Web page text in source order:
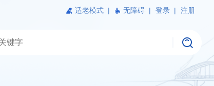
适老模式 | 无障碍 | 登录 | 注册